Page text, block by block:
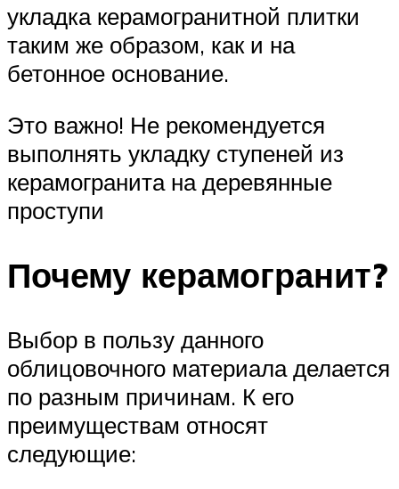
укладка керамогранитной плитки
таким же образом, как и на
бетонное основание.
Это важно! Не рекомендуется
выполнять укладку ступеней из
керамогранита на деревянные
проступи
Почему керамогранит?
Выбор в пользу данного
облицовочного материала делается
по разным причинам. К его
преимуществам относят
следующие: